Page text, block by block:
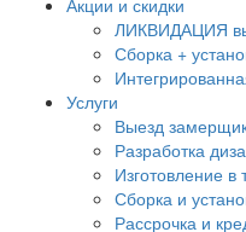
ЛИКВИДАЦИЯ
Сборка +
Услуги
Выезд
Разработка
Изготовление в
Сборка и
Рассрочка и